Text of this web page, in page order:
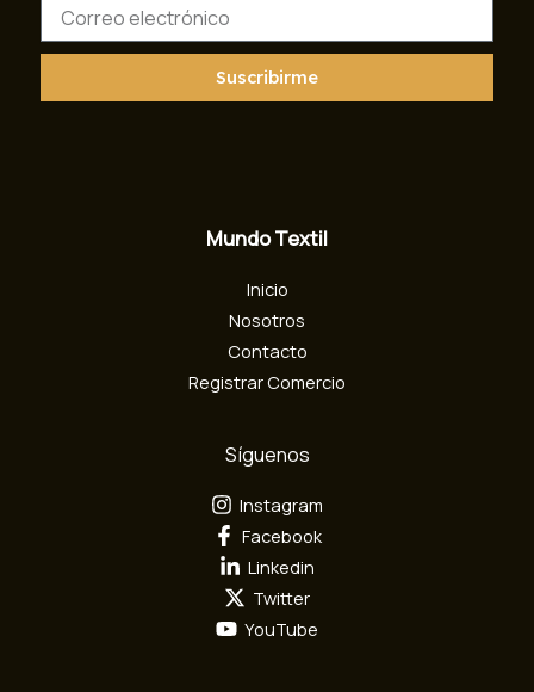
r
e
Suscribirme
Mundo Textil
Inicio
Nosotros
Contacto
Registrar Comercio
Síguenos
Instagram
Facebook
Linkedin
Twitter
YouTube